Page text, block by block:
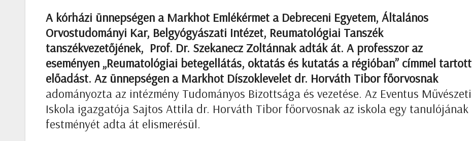
A kórházi ünnepségen a Markhot Emlékérmet a Debreceni Egyetem, Általános
Orvostudományi Kar, Belgyógyászati Intézet, Reumatológiai Tanszék
tanszékvezetőjének, Prof. Dr. Szekanecz Zoltánnak adták át. A professzor az
eseményen „Reumatológiai betegellátás, oktatás és kutatás a régióban” címmel tartott
előadást. Az ünnepségen a Markhot Díszoklevelet dr. Horváth Tibor főorvosnak
adományozta az intézmény Tudományos Bizottsága és vezetése. Az Eventus Művészeti
Iskola igazgatója Sajtos Attila dr. Horváth Tibor főorvosnak az iskola egy tanulójának
festményét adta át elismerésül.